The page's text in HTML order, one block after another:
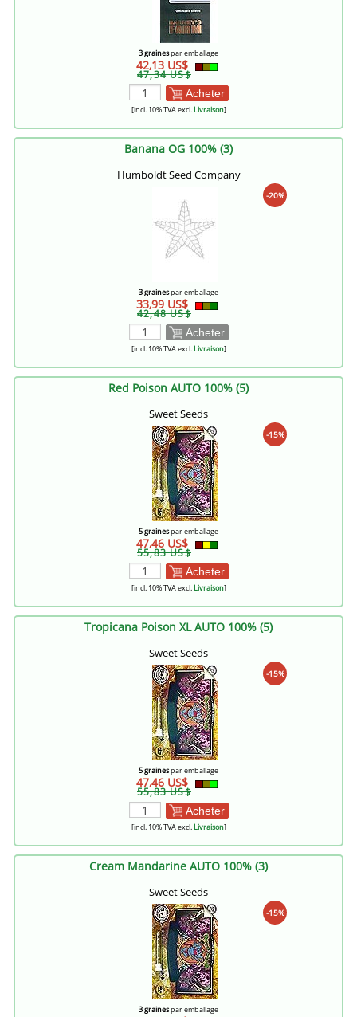
3 grainespar emballage
42,13 US$
47,34 US$
Acheter
[incl. 10% TVA excl.Livraison]
Banana OG 100% (3)
Humboldt Seed Company
-20%
3 grainespar emballage
33,99 US$
42,48 US$
Acheter
[incl. 10% TVA excl.Livraison]
Red Poison AUTO 100% (5)
Sweet Seeds
-15%
5 grainespar emballage
47,46 US$
55,83 US$
Acheter
[incl. 10% TVA excl.Livraison]
Tropicana Poison XL AUTO 100% (5)
Sweet Seeds
-15%
5 grainespar emballage
47,46 US$
55,83 US$
Acheter
[incl. 10% TVA excl.Livraison]
Cream Mandarine AUTO 100% (3)
Sweet Seeds
-15%
3 grainespar emballage